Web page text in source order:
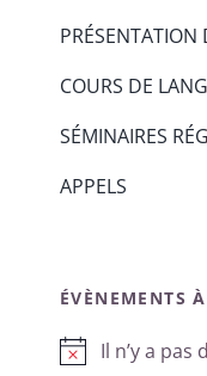
PRÉSENTATION
COURS DE
SÉMINAIRES
APPELS
ÉVÈNEMENTS
Notice
Il n’y a pas